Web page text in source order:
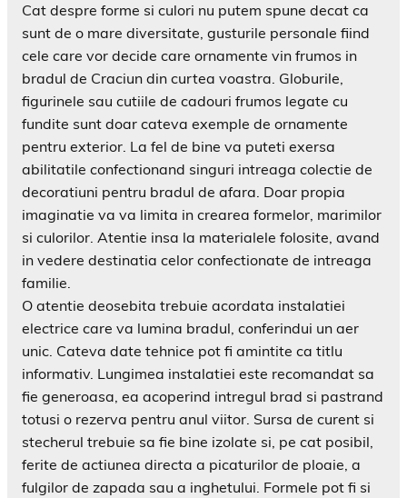
Cat despre forme si culori nu putem spune decat ca
sunt de o mare diversitate, gusturile personale fiind
cele care vor decide care ornamente vin frumos in
bradul de Craciun din curtea voastra. Globurile,
figurinele sau cutiile de cadouri frumos legate cu
fundite sunt doar cateva exemple de ornamente
pentru exterior. La fel de bine va puteti exersa
abilitatile confectionand singuri intreaga colectie de
decoratiuni pentru bradul de afara. Doar propia
imaginatie va va limita in crearea formelor, marimilor
si culorilor. Atentie insa la materialele folosite, avand
in vedere destinatia celor confectionate de intreaga
familie.
O atentie deosebita trebuie acordata instalatiei
electrice care va lumina bradul, conferindui un aer
unic. Cateva date tehnice pot fi amintite ca titlu
informativ. Lungimea instalatiei este recomandat sa
fie generoasa, ea acoperind intregul brad si pastrand
totusi o rezerva pentru anul viitor. Sursa de curent si
stecherul trebuie sa fie bine izolate si, pe cat posibil,
ferite de actiunea directa a picaturilor de ploaie, a
fulgilor de zapada sau a inghetului. Formele pot fi si